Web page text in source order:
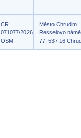
CR
071077/2026
OSM
Město Chrudim
Resselovo
77, 537 16